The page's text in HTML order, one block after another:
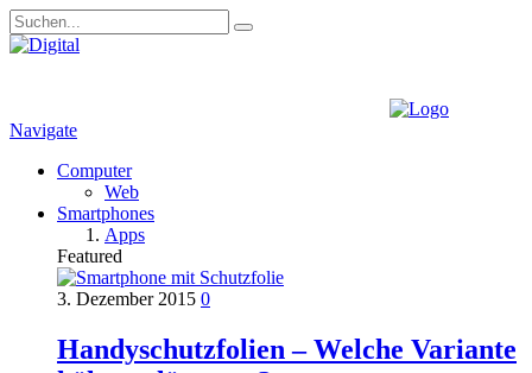
Navigate
Computer
Web
Smartphones
Apps
Featured
3. Dezember 2015 0
Handyschutzfolien – Welche Variante